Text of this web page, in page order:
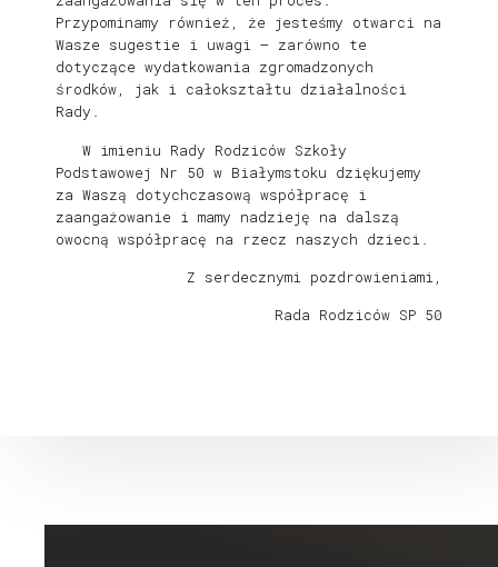
Przypominamy również, że jesteśmy otwarci na
Wasze sugestie i uwagi – zarówno te
dotyczące wydatkowania zgromadzonych
środków, jak i całokształtu działalności
Rady.
W imieniu Rady Rodziców Szkoły
Podstawowej Nr 50 w Białymstoku dziękujemy
za Waszą dotychczasową współpracę i
zaangażowanie i mamy nadzieję na dalszą
owocną współpracę na rzecz naszych dzieci.
Z serdecznymi pozdrowieniami,
Rada Rodziców SP 50